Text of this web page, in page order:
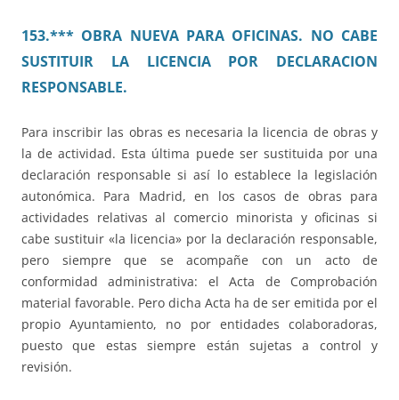
153.*** OBRA NUEVA PARA OFICINAS. NO CABE
SUSTITUIR LA LICENCIA POR DECLARACION
RESPONSABLE.
Para inscribir las obras es necesaria la licencia de obras y
la de actividad. Esta última puede ser sustituida por una
declaración responsable si así lo establece la legislación
autonómica. Para Madrid, en los casos de obras para
actividades relativas al comercio minorista y oficinas si
cabe sustituir «la licencia» por la declaración responsable,
pero siempre que se acompañe con un acto de
conformidad administrativa: el Acta de Comprobación
material favorable. Pero dicha Acta ha de ser emitida por el
propio Ayuntamiento, no por entidades colaboradoras,
puesto que estas siempre están sujetas a control y
revisión.